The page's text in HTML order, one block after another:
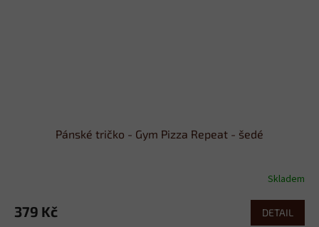
Pánské tričko - Gym Pizza Repeat - šedé
Skladem
379 Kč DETAIL